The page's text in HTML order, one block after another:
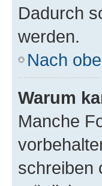
Dadurch
werden.
Nach
Warum
Manche
schreiben